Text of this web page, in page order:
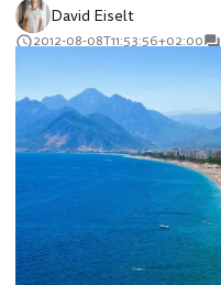
David Eiselt
2012-08-08T11:53:56+02:00